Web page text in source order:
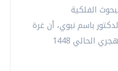
الفلكية
باسم نبوي، أن غرة
شهر ربيع الأول للعام الهجري الحالي 1448